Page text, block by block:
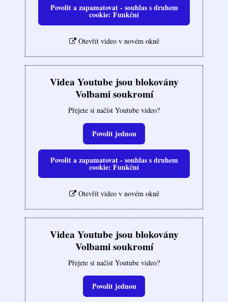
Povolit a zapamatovat - souhlas s druhem
cookie: Funkční
Otevřít video v novém okně
Videa Youtube jsou blokovány
Volbami soukromí
Přejete si načíst Youtube video?
Povolit jednou
Povolit a zapamatovat - souhlas s druhem
cookie: Funkční
Otevřít video v novém okně
Videa Youtube jsou blokovány
Volbami soukromí
Přejete si načíst Youtube video?
Povolit jednou